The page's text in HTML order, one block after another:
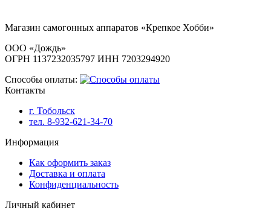
Магазин самогонных аппаратов «Крепкое Хобби»
ООО «Дождь»
ОГРН 1137232035797 ИНН 7203294920
Способы оплаты:
Контакты
г. Тобольск
тел. 8-932-621-34-70
Информация
Как оформить заказ
Доставка и оплата
Конфиденциальность
Личный кабинет